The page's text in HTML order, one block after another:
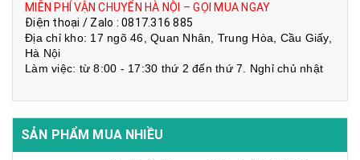
MIỄN PHÍ VẬN CHUYỂN HÀ NỘI – GỌI MUA NGAY
Điện thoại / Zalo : 0817.316 885
Địa chỉ kho: 17 ngõ 46, Quan Nhân, Trung Hòa, Cầu Giấy,
Hà Nội
Làm việc: từ 8:00 - 17:30 thứ 2 đến thứ 7. Nghỉ chủ nhật
SẢN PHẨM MUA NHIỀU